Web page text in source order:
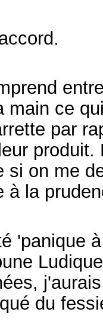
main ce
par
si on me
à la
'panique
du